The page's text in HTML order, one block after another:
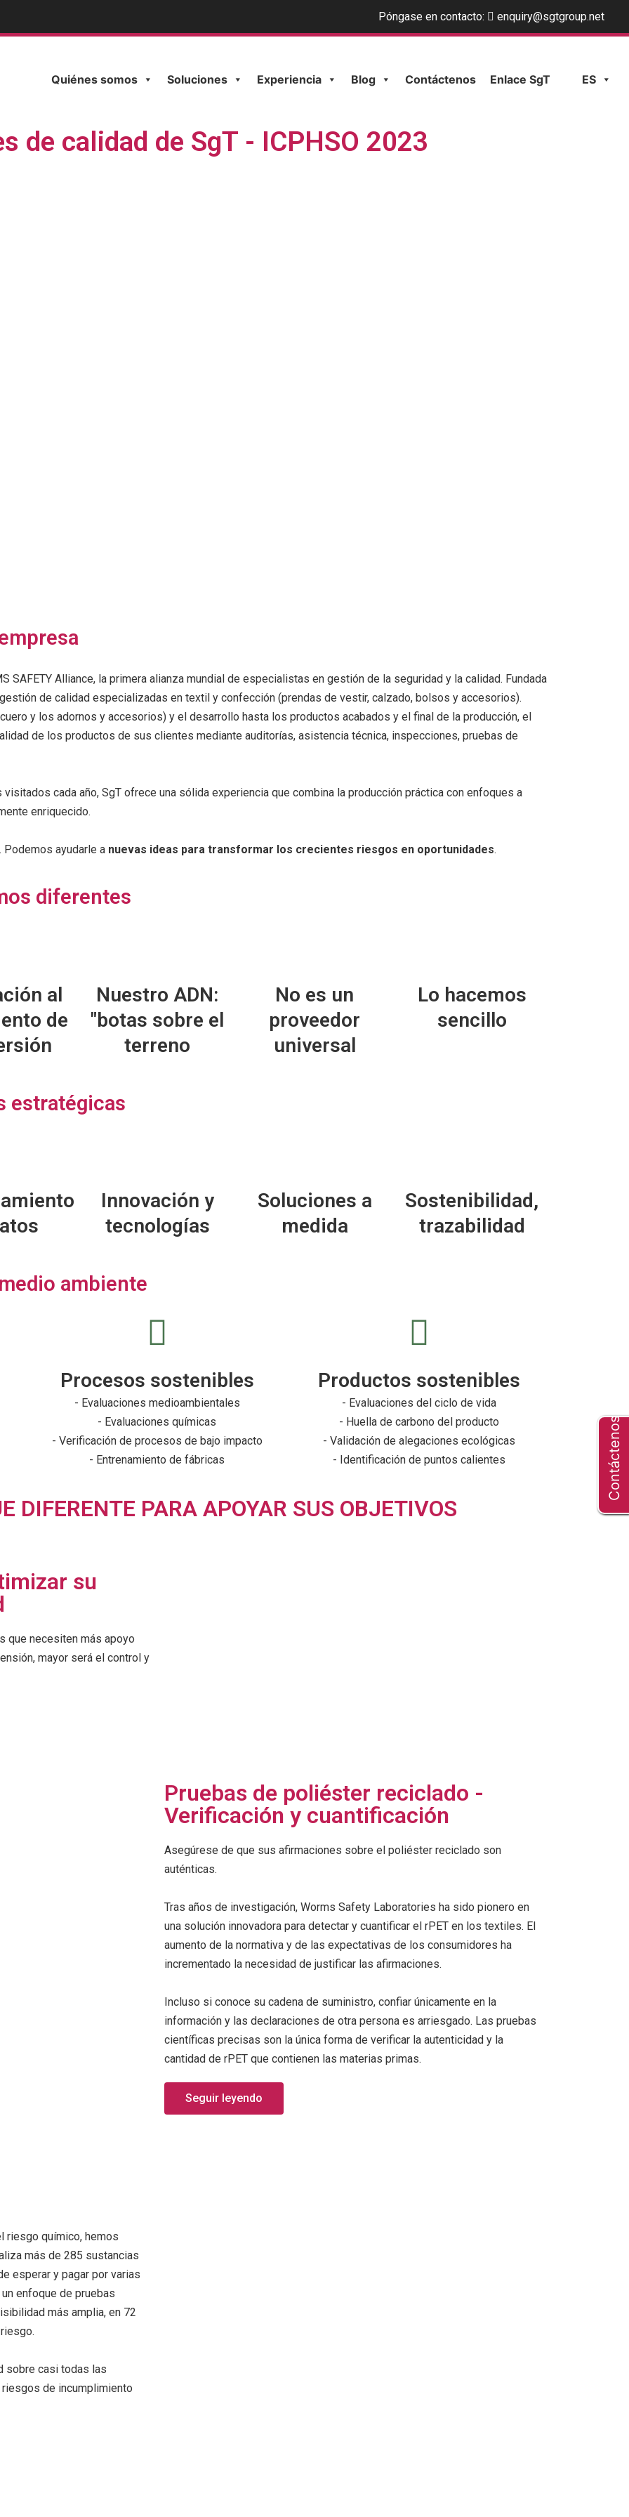
Póngase en contacto: enquiry@sgtgroup.net
Quiénes somos Soluciones Experiencia Blog Contáctenos Enlace SgT ES
de calidad de SgT - ICPHSO 2023
SAFETY Alliance, la primera alianza mundial de especialistas en gestión de la seguridad y la calidad. Fundada
de calidad especializadas en textil y confección (prendas de vestir, calzado, bolsos y accesorios).
y los adornos y accesorios) y el desarrollo hasta los productos acabados y el final de la producción, el
de los productos de sus clientes mediante auditorías, asistencia técnica, inspecciones, pruebas de
cada año, SgT ofrece una sólida experiencia que combina la producción práctica con enfoques a
enriquecido.
Podemos ayudarle a nuevas ideas para transformar los crecientes riesgos en oportunidades.
diferentes
al
de
Nuestro ADN:
"botas sobre el
terreno
No es un
proveedor
universal
Lo hacemos
sencillo
estratégicas
Innovación y
tecnologías
Soluciones a
medida
Sostenibilidad,
trazabilidad
ambiente
Procesos sostenibles
- Evaluaciones medioambientales
- Evaluaciones químicas
- Verificación de procesos de bajo impacto
- Entrenamiento de fábricas
Productos sostenibles
- Evaluaciones del ciclo de vida
- Huella de carbono del producto
- Validación de alegaciones ecológicas
- Identificación de puntos calientes
DIFERENTE PARA APOYAR SUS OBJETIVOS
su
que necesiten más apoyo
mayor será el control y
Pruebas de poliéster reciclado -
Verificación y cuantificación
Asegúrese de que sus afirmaciones sobre el poliéster reciclado son
auténticas.
Tras años de investigación, Worms Safety Laboratories ha sido pionero en
una solución innovadora para detectar y cuantificar el rPET en los textiles. El
aumento de la normativa y de las expectativas de los consumidores ha
incrementado la necesidad de justificar las afirmaciones.
Incluso si conoce su cadena de suministro, confiar únicamente en la
información y las declaraciones de otra persona es arriesgado. Las pruebas
científicas precisas son la única forma de verificar la autenticidad y la
cantidad de rPET que contienen las materias primas.
Seguir leyendo
riesgo químico, hemos
más de 285 sustancias
esperar y pagar por varias
enfoque de pruebas
más amplia, en 72
sobre casi todas las
de incumplimiento
Contáctenos